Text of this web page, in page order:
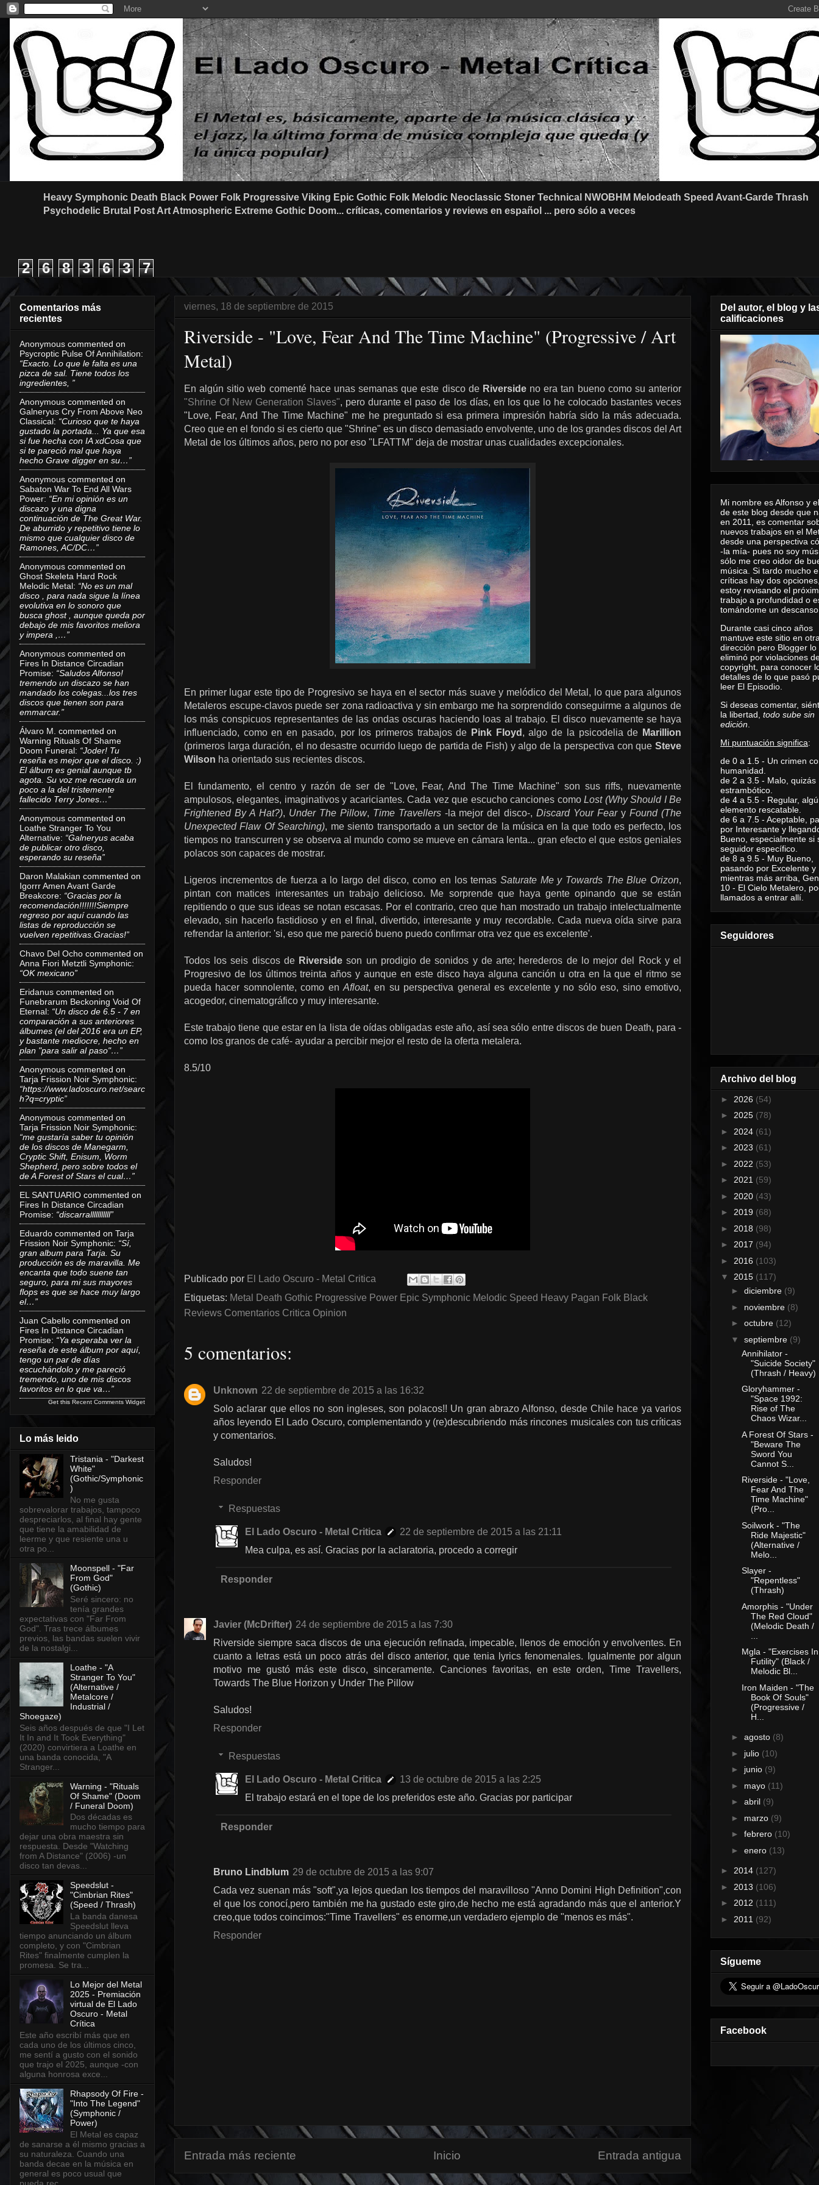
Heavy Symphonic Death Black Power Folk Progressive Viking Epic Gothic Folk Melodic Neoclassic Stoner Technical NWOBHM Melodeath Speed Avant-Garde Thrash
Psychodelic Brutal Post Art Atmospheric Extreme Gothic Doom... críticas, comentarios y reviews en español ... pero sólo a veces
2 6 8 3 6 3 7
viernes, 18 de septiembre de 2015
Riverside - "Love, Fear And The Time Machine" (Progressive / Art
Metal)
En algún sitio web comenté hace unas semanas que este disco de Riversideno era tan bueno como su anterior
"Shrine Of New Generation Slaves", pero durante el paso de los días, en los que lo he colocado bastantes veces
"Love, Fear, And The Time Machine" me he preguntado si esa primera impresión habría sido la más adecuada.
Creo que en el fondo si es cierto que "Shrine" es un disco demasiado envolvente, uno de los grandes discos del Art
Metal de los últimos años, pero no por eso "LFATTM" deja de mostrar unas cualidades excepcionales.
En primer lugar este tipo de Progresivo se haya en el sector más suave y melódico del Metal, lo que para algunos
Metaleros escupe-clavos puede ser zona radioactiva y sin embargo me ha sorprendido conseguirme a algunos de
los más conspicuos representantes de las ondas oscuras haciendo loas al trabajo. El disco nuevamente se haya
influenciado, como en en pasado, por los primeros trabajos de Pink Floyd , algo de la psicodelia de Marillion
(primeros larga duración, el no desastre ocurrido luego de partida de Fish) y algo de la perspectiva con que Steve
Wilson ha orientado sus recientes discos.
El fundamento, el centro y razón de ser de "Love, Fear, And The Time Machine" son sus riffs, nuevamente
ampulosos, elegantes, imaginativos y acariciantes. Cada vez que escucho canciones comoLost (Why Should I Be
Frightened By A Hat?), Under The Pillow, Time Travellers -la mejor del disco-,Discard Your FearyFound (The
Unexpected Flaw Of Searching), me siento transportado a un sector de la música en la que todo es perfecto, los
tiempos no transcurren y se observa al mundo como se mueve en cámara lenta... gran efecto el que estos geniales
polacos son capaces de mostrar.
Ligeros incrementos de fuerza a lo largo del disco, como en los temas Saturate Me y Towards The Blue Orizon,
pintan con matices interesantes un trabajo delicioso. Me sorprende que haya gente opinando que se están
repitiendo o que sus ideas se notan escasas. Por el contrario, creo que han mostrado un trabajo intelectualmente
elevado, sin hacerlo fastidioso y en el final, divertido, interesante y muy recordable. Cada nueva oída sirve para
refrendar la anterior: 'si, eso que me pareció bueno puedo confirmar otra vez que es excelente'.
Todos los seis discos de Riverside son un prodigio de sonidos y de arte; herederos de lo mejor del Rock y el
Progresivo de los últimos treinta años y aunque en este disco haya alguna canción u otra en la que el ritmo se
pueda hacer somnolente, como enAfloat, en su perspectiva general es excelente y no sólo eso, sino emotivo,
acogedor, cinematográfico y muy interesante.
Este trabajo tiene que estar en la lista de oídas obligadas este año, así sea sólo entre discos de buen Death, para -
como los granos de café- ayudar a percibir mejor el resto de la oferta metalera.
8.5/10
Publicado por El Lado Oscuro - Metal Critica
Etiquetas: Metal Death Gothic Progressive Power Epic Symphonic Melodic Speed Heavy Pagan Folk Black
Reviews Comentarios Critica Opinion
5 comentarios:
Unknown 22 de septiembre de 2015 a las 16:32
Solo aclarar que ellos no son ingleses, son polacos!! Un gran abrazo Alfonso, desde Chile hace ya varios
años leyendo El Lado Oscuro, complementando y (re)descubriendo más rincones musicales con tus críticas
y comentarios.
Saludos!
Responder
Respuestas
El Lado Oscuro - Metal Critica
22 de septiembre de 2015 a las 21:11
Mea culpa, es así. Gracias por la aclaratoria, procedo a corregir
Responder
Javier (McDrifter) 24 de septiembre de 2015 a las 7:30
Riverside siempre saca discos de una ejecución refinada, impecable, llenos de emoción y envolventes. En
cuanto a letras está un poco atrás del disco anterior, que tenia lyrics fenomenales. Igualmente por algun
motivo me gustó más este disco, sinceramente. Canciones favoritas, en este orden, Time Travellers,
Towards The Blue Horizon y Under The Pillow
Saludos!
Responder
Respuestas
El Lado Oscuro - Metal Critica
13 de octubre de 2015 a las 2:25
El trabajo estará en el tope de los preferidos este año. Gracias por participar
Responder
Bruno Lindblum 29 de octubre de 2015 a las 9:07
Cada vez suenan más "soft",ya lejos quedan los tiempos del maravilloso "Anno Domini High Definition",con
el que los conocí,pero también me ha gustado este giro,de hecho me está agradando más que el anterior.Y
creo,que todos coincimos:"Time Travellers" es enorme,un verdadero ejemplo de "menos es más".
Responder
Entrada más reciente Entrada antigua
Inicio
Comentarios más
recientes
Anonymous commented on
Psycroptic Pulse Of Annihilation:
“Exacto. Lo que le falta es una
pizca de sal. Tiene todos los
ingredientes, ”
Anonymous commented on
Galneryus Cry From Above Neo
Classical: “Curioso que te haya
gustado la portada... Ya que esa
si fue hecha con IA xdCosa que
si te pareció mal que haya
hecho Grave digger en su…”
Anonymous commented on
Sabaton War To End All Wars
Power: “En mi opinión es un
discazo y una digna
continuación de The Great War.
De aburrido y repetitivo tiene lo
mismo que cualquier disco de
Ramones, AC/DC…”
Anonymous commented on
Ghost Skeleta Hard Rock
Melodic Metal: “No es un mal
disco , para nada sigue la línea
evolutiva en lo sonoro que
busca ghost , aunque queda por
debajo de mis favoritos meliora
y impera ,…”
Anonymous commented on
Fires In Distance Circadian
Promise: “Saludos Alfonso!
tremendo un discazo se han
mandado los colegas...los tres
discos que tienen son para
emmarcar.”
Álvaro M. commented on
Warning Rituals Of Shame
Doom Funeral: “Joder! Tu
reseña es mejor que el disco. :)
El álbum es genial aunque tb
agota. Su voz me recuerda un
poco a la del tristemente
fallecido Terry Jones…”
Anonymous commented on
Loathe Stranger To You
Alternative: “Galneryus acaba
de publicar otro disco,
esperando su reseña”
Daron Malakian commented on
Igorrr Amen Avant Garde
Breakcore: “Gracias por la
recomendación!!!!!!!Siempre
regreso por aquí cuando las
listas de reproducción se
vuelven repetitivas.Gracias!”
Chavo Del Ocho commented on
Anna Fiori Metztli Symphonic:
“OK mexicano”
Eridanus commented on
Funebrarum Beckoning Void Of
Eternal: “Un disco de 6.5 - 7 en
comparación a sus anteriores
álbumes (el del 2016 era un EP,
y bastante mediocre, hecho en
plan "para salir al paso"…”
Anonymous commented on
Tarja Frission Noir Symphonic:
“https://www.ladoscuro.net/searc
h?q=cryptic”
Anonymous commented on
Tarja Frission Noir Symphonic:
“me gustaría saber tu opinión
de los discos de Manegarm,
Cryptic Shift, Enisum, Worm
Shepherd, pero sobre todos el
de A Forest of Stars el cual…”
EL SANTUARIO commented on
Fires In Distance Circadian
Promise: “discarralllllllllll”
Eduardo commented on Tarja
Frission Noir Symphonic: “Sí,
gran album para Tarja. Su
producción es de maravilla. Me
encanta que todo suene tan
seguro, para mi sus mayores
flops es que se hace muy largo
el…”
Juan Cabello commented on
Fires In Distance Circadian
Promise: “Ya esperaba ver la
reseña de este álbum por aquí,
tengo un par de días
escuchándolo y me pareció
tremendo, uno de mis discos
favoritos en lo que va…”
Get this Recent Comments Widget
Lo más leido
Tristania - "Darkest
White"
(Gothic/Symphonic
)
No me gusta
sobrevalorar trabajos, tampoco
despreciarlos, al final hay gente
que tiene la amabilidad de
leerme y que resiente una u
otra po...
Moonspell - "Far
From God"
(Gothic)
Seré sincero: no
tenía grandes
expectativas con "Far From
God". Tras trece álbumes
previos, las bandas suelen vivir
de la nostalgi...
Loathe - "A
Stranger To You"
(Alternative /
Metalcore /
Industrial /
Shoegaze)
Seis años después de que "I Let
It In and It Took Everything"
(2020) convirtiera a Loathe en
una banda conocida, "A
Stranger...
Warning - "Rituals
Of Shame" (Doom
/ Funeral Doom)
Dos décadas es
mucho tiempo para
dejar una obra maestra sin
respuesta. Desde "Watching
from A Distance" (2006) -un
disco tan devas...
Speedslut -
"Cimbrian Rites"
(Speed / Thrash)
La banda danesa
Speedslut lleva
tiempo anunciando un álbum
completo, y con "Cimbrian
Rites" finalmente cumplen la
promesa. Se tra...
Lo Mejor del Metal
2025 - Premiación
virtual de El Lado
Oscuro - Metal
Crítica
Este año escribí más que en
cada uno de los últimos cinco,
me sentí a gusto con el sonido
que trajo el 2025, aunque -con
alguna honrosa exce...
Rhapsody Of Fire -
"Into The Legend"
(Symphonic /
Power)
El Metal es capaz
de sanarse a él mismo gracias a
su naturaleza. Cuando una
banda decae en la música en
general es poco usual que
pueda rec...
Del autor, el blog y
calificaciones
Mi nombre es Alfonso y
de este blog desde que
en 2011, es comentar
nuevos trabajos en el
desde una perspectiva
-la mía- pues no soy
sólo me creo oidor de
música. Si tardo mucho
críticas hay dos
estoy revisando el
trabajo a profundidad o
tomándome un
Durante casi cinco años
mantuve este sitio en
dirección pero Blogger lo
eliminó por violaciones
copyright, para conocer
detalles de lo que pasó
leer El Episodio
Si deseas comentar,
la libertad, todo sube sin
edición
Mi puntuación significa:
de 0 a 1.5 - Un crimen
humanidad.
de 2 a 3.5 - Malo, quizás
estrambótico.
de 4 a 5.5 - Regular,
elemento rescatable.
de 6 a 7.5 - Aceptable,
por Interesante y
Bueno, especialmente si
seguidor específico.
de 8 a 9.5 - Muy Bueno,
pasando por Excelente y
mientras más arriba,
10 - El Cielo Metalero,
llamados a entrar allí.
Seguidores
Archivo del blog
► 2026 (54)
► 2025 (78)
► 2024 (61)
► 2023 (61)
► 2022 (53)
► 2021 (59)
► 2020 (43)
► 2019 (68)
► 2018 (98)
► 2017 (94)
► 2016 (103)
▼ 2015 (117)
► diciembre (9)
► noviembre (8)
► octubre (12)
▼ septiembre (9)
Annihilator -
"Suicide Society"
(Thrash / Heavy)
Gloryhammer -
"Space 1992:
Rise of The
Chaos Wizar...
A Forest Of Stars -
"Beware The
Sword You
Cannot S...
Riverside - "Love,
Fear And The
Time Machine"
(Pro...
Soilwork - "The
Ride Majestic"
(Alternative /
Melo...
Slayer -
"Repentless"
(Thrash)
Amorphis - "Under
The Red Cloud"
(Melodic Death /
Mgla - "Exercises In
Futility" (Black /
Melodic Bl...
Iron Maiden - "The
Book Of Souls"
(Progressive /
H...
► agosto (8)
► julio (10)
► junio (9)
► mayo (11)
► abril (9)
► marzo (9)
► febrero (10)
► enero (13)
► 2014 (127)
► 2013 (106)
► 2012 (111)
► 2011 (92)
Sígueme
Facebook